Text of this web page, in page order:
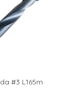
#3 L165m